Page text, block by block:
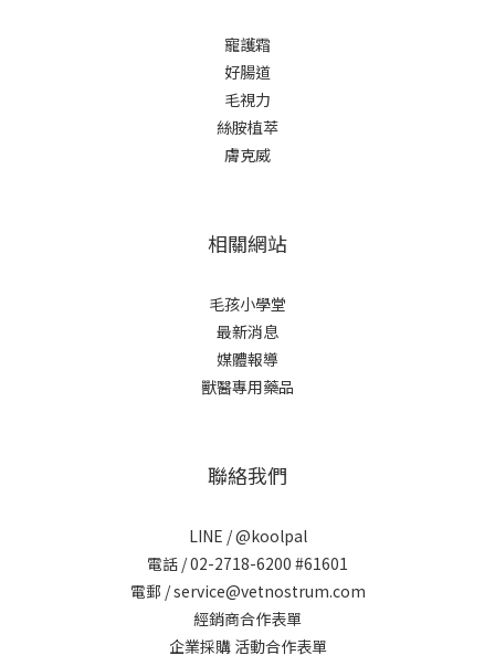
寵護霜
好腸道
毛視力
絲胺植萃
膚克威
相關網站
毛孩小學堂
最新消息
媒體報導
獸醫專用藥品
聯絡我們
LINE /@koolpal
電話 / 02-2718-6200 #61601
電郵 / service@vetnostrum.com
經銷商合作表單
企業採購 活動合作表單